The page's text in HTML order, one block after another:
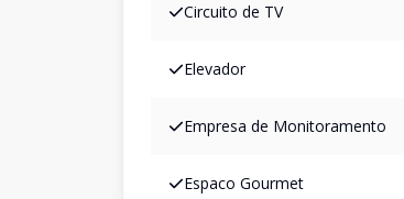
Circuito de TV
Elevador
Empresa de Monitoramento
Espaco Gourmet